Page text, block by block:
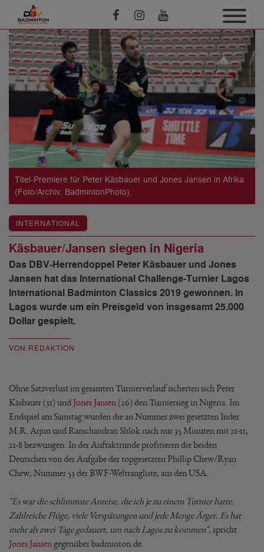
Titel-Premiere für Peter Käsbauer und Jones Jansen in Afrika
(Foto/Archiv: BadmintonPhoto).
INTERNATIONAL
Käsbauer/Jansen siegen in Nigeria
Das DBV-Herrendoppel Peter Käsbauer und Jones
Jansen hat das International Challenge-Turnier Lagos
International Badminton Classics 2019 gewonnen. In
Lagos wurde um ein Preisgeld von insgesamt 25.000
Dollar gespielt.
VON REDAKTION
Ohne Satzverlust im gesamten Turnierverlauf sicherten sich Peter
Käsbauer (31) und Jones Jansen (26) den Turniersieg in Nigeria. Im
Endspiel am Samstag wurden die an Nummer zwei gesetzten Inder
M.R. Arjun und Ramchandran Shlok nach nur 35 Minuten mit 21-11,
21-8 bezwungen. In der Auftaktrunde profitieren die beiden
Deutschen von der Aufgabe der topgesetzten Phillip Chew/Ryan
Chew, Nummer 53 der BWF-Weltrangliste, aus den USA.
"Es war die schlimmste Anreise, die ich je zu einem Turnier hatte.
Zahlreiche Flüge, viele Verspätungen und jede Menge Ärger. Es hat
mehr als zwei Tage gedauert, um nach Lagos zu kommen", spricht
Jones Jansen gegenüber badminton.de.